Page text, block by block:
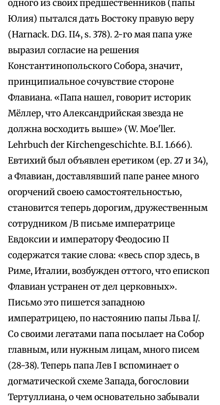
одного из своих предшественников (папы
Юлия) пытался дать Востоку правую веру
(Harnack. D.G. II4, s. 378). 2-го мая папа уже
выразил согласие на решения
Константинопольского Собора, значит,
принципиальное сочувствие стороне
Флавиана. «Папа нашел, говорит историк
Мёллер, что Александрийская звезда не
должна восходить выше» (W. Moe'ller.
Lehrbuch der Kirchengeschichte. B.I. 1.666).
Евтихий был объявлен еретиком (ер. 27 и 34),
а Флавиан, доставлявший папе ранее много
огорчений своею самостоятельностью,
становится теперь дорогим, дружественным
сотрудником /В письме императрице
Евдоксии и императору Феодосию II
содержатся такие слова: «весь спор здесь, в
Риме, Италии, возбужден оттого, что епископ
Флавиан устранен от дел церковных».
Письмо это пишется западною
императрицею, по настоянию папы Льва I/.
Со своими легатами папа посылает на Собор
главным, или нужным лицам, много писем
(28-38). Теперь папа Лев I вспоминает о
догматической схеме Запада, богословии
Тертуллиана, о чем основательно забывали